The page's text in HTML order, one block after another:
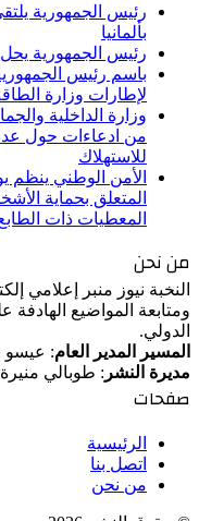
رئيس الجمهورية
بألمانيا
رئيس الجمهورية يحل
باسم رئيس
لإطارات وزارة
وزارة الداخلية
من ادعاءات حول عدم
للاستهلاك
الأمن الوطني ينظم
المتعلق بحماية
المعطيات ذات
من نحن
النخبة نيوز منبر إعلامي
ومتابعة المواضيع
الدولي.
المسير المدير العام: عيسو
مديرة النشر : طوبالي
صفحات
الرئيسية
اتصل بنا
من نحن